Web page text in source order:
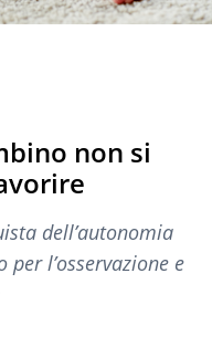
non si
dell’autonomia
l’osservazione e